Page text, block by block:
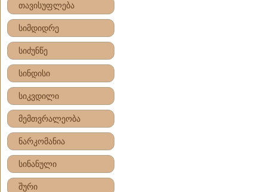
თავისუფლება
სიმდიდრე
სიძუნწე
სინდისი
სიკვდილი
მემთვრალეობა
ნარკომანია
სინანული
შური